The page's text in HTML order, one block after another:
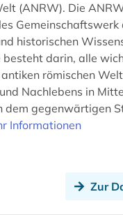
ortsname (1)
paläographie (2)
papyrologie (2)
(ANRW). Die
Gemeinschaftswerk
historischen
besteht darin, alle
römischen
Nachlebens in
dem gegenwärtigen
Informationen
Zur